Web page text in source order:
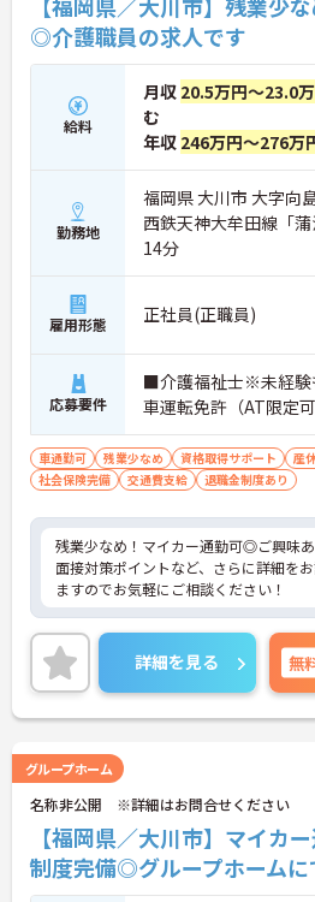
【福岡県／大川市】残業少
◎介護職員の求人です
給料
月収 20.5万円～23.0
む
年収 246万円～276万
勤務地
福岡県 大川市 大字向
西鉄天神大牟田線「
14分
雇用形態 正社員(正職員)
応募要件
■介護福祉士※未経
車運転免許（AT限定可
車通勤可 残業少なめ 資格取得サポート
産
社会保険完備
交通費支給 退職金制度あり
残業少なめ！マイカー通勤可◎ご興味あ
面接対策ポイントなど、さらに詳細を
ますのでお気軽にご相談ください！
詳細を見る 無
グループホーム
名称非公開 ※詳細はお問合せください
【福岡県／大川市】マイカ
制度完備◎グループホーム